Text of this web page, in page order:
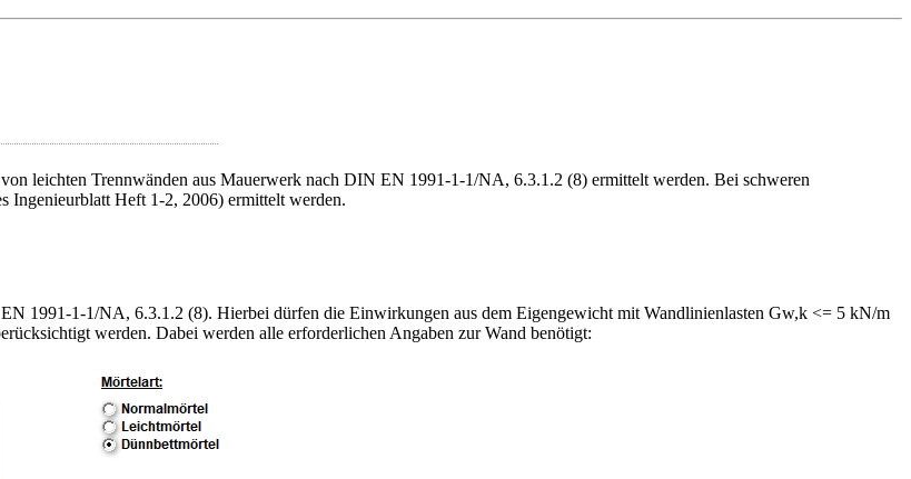
leichten Trennwänden aus Mauerwerk nach DIN EN 1991-1-1/NA, 6.3.1.2 (8) ermittelt werden. Bei schweren
Ingenieurblatt Heft 1-2, 2006) ermittelt werden.
1991-1-1/NA, 6.3.1.2 (8). Hierbei dürfen die Einwirkungen aus dem Eigengewicht mit Wandlinienlasten Gw,k <= 5 kN/m
werden. Dabei werden alle erforderlichen Angaben zur Wand benötigt: